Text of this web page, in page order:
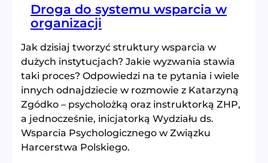
Droga do systemu wsparcia w
organizacji
Jak dzisiaj tworzyć struktury wsparcia w
dużych instytucjach? Jakie wyzwania stawia
taki proces? Odpowiedzi na te pytania i wiele
innych odnajdziecie w rozmowie z Katarzyną
Zgódko – psycholożką oraz instruktorką ZHP,
a jednocześnie, inicjatorką Wydziału ds.
Wsparcia Psychologicznego w Związku
Harcerstwa Polskiego.